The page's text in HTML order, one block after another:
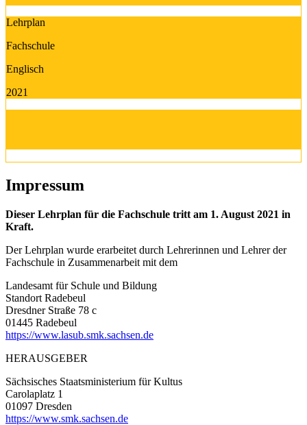
Lehrplan
Fachschule
Englisch
2021
Impressum
Dieser Lehrplan für die Fachschule tritt am 1. August 2021 in
Kraft.
Der Lehrplan wurde erarbeitet durch Lehrerinnen und Lehrer der
Fachschule in Zusammenarbeit mit dem
Landesamt für Schule und Bildung
Standort Radebeul
Dresdner Straße 78 c
01445 Radebeul
https://www.lasub.smk.sachsen.de
HERAUSGEBER
Sächsisches Staatsministerium für Kultus
Carolaplatz 1
01097 Dresden
https://www.smk.sachsen.de